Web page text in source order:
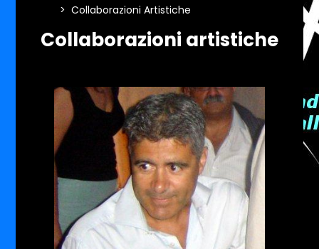
Collaborazioni Artistiche
Collaborazioni artistiche